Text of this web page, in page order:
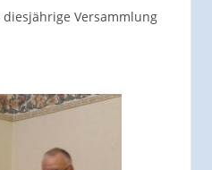
Versammlung